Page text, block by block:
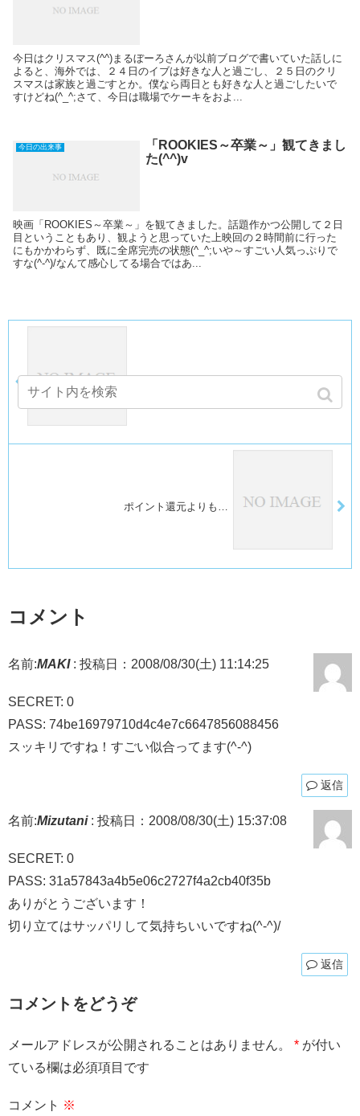
今日はクリスマス(^^)まるぼーろさんが以前ブログで書いていた話しに
よると、海外では、２４日のイブは好きな人と過ごし、２５日のクリ
スマスは家族と過ごすとか。僕なら両日とも好きな人と過ごしたいで
すけどね(^_^;さて、今日は職場でケーキをおよ...
今日の出来事
「ROOKIES～卒業～」観てきまし
た(^^)v
映画「ROOKIES～卒業～」を観てきました。話題作かつ公開して２日
目ということもあり、観ようと思っていた上映回の２時間前に行った
にもかかわらず、既に全席完売の状態(^_^;いや～すごい人気っぷりで
すな(^-^)/なんて感心してる場合ではあ...
ポイント還元よりも…
コメント
名前:MAKI: 投稿日：2008/08/30(土) 11:14:25
SECRET: 0
PASS: 74be16979710d4c4e7c6647856088456
スッキリですね！すごい似合ってます(^-^)
返信
名前:Mizutani: 投稿日：2008/08/30(土) 15:37:08
SECRET: 0
PASS: 31a57843a4b5e06c2727f4a2cb40f35b
ありがとうございます！
切り立てはサッパリして気持ちいいですね(^-^)/
返信
コメントをどうぞ
メールアドレスが公開されることはありません。 * が付い
ている欄は必須項目です
コメント ※